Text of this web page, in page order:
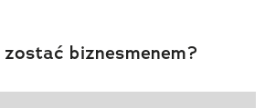
biznesmenem?